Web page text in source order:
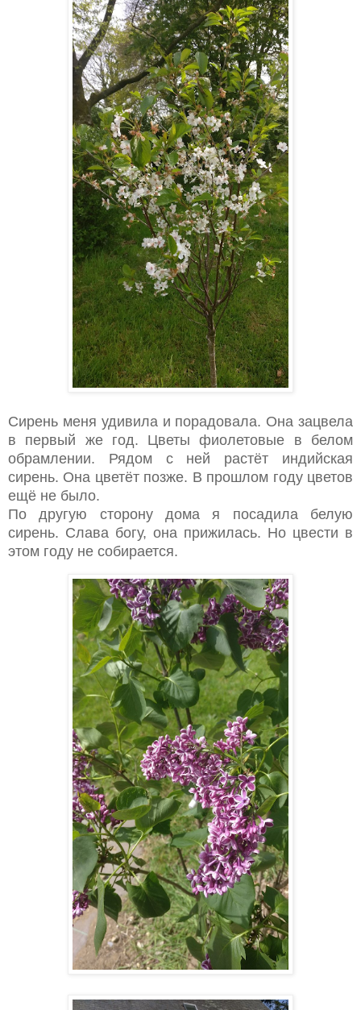
Сирень меня удивила и порадовала. Она зацвела
в первый же год. Цветы фиолетовые в белом
обрамлении. Рядом с ней растёт индийская
сирень. Она цветёт позже. В прошлом году цветов
ещё не было.
По другую сторону дома я посадила белую
сирень. Слава богу, она прижилась. Но цвести в
этом году не собирается.